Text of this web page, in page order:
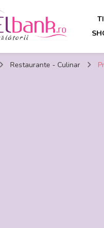
turism, distractie,
Restaurante - Culinar